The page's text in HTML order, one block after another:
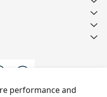
performance and